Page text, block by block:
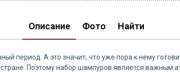
Описание Фото Найти
период. А это значит, что уже пора к нему
Поэтому набор шампуров является важным